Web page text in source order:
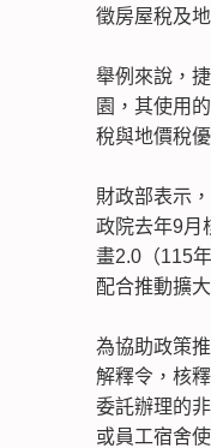
徵房屋稅及
舉例來說，
園，其使用
稅與地價稅優
財政部表示
政院去年9月
畫2.0（115
配合推動擴
為協助政策
解釋令，核
委託辦理的
或員工宿舍